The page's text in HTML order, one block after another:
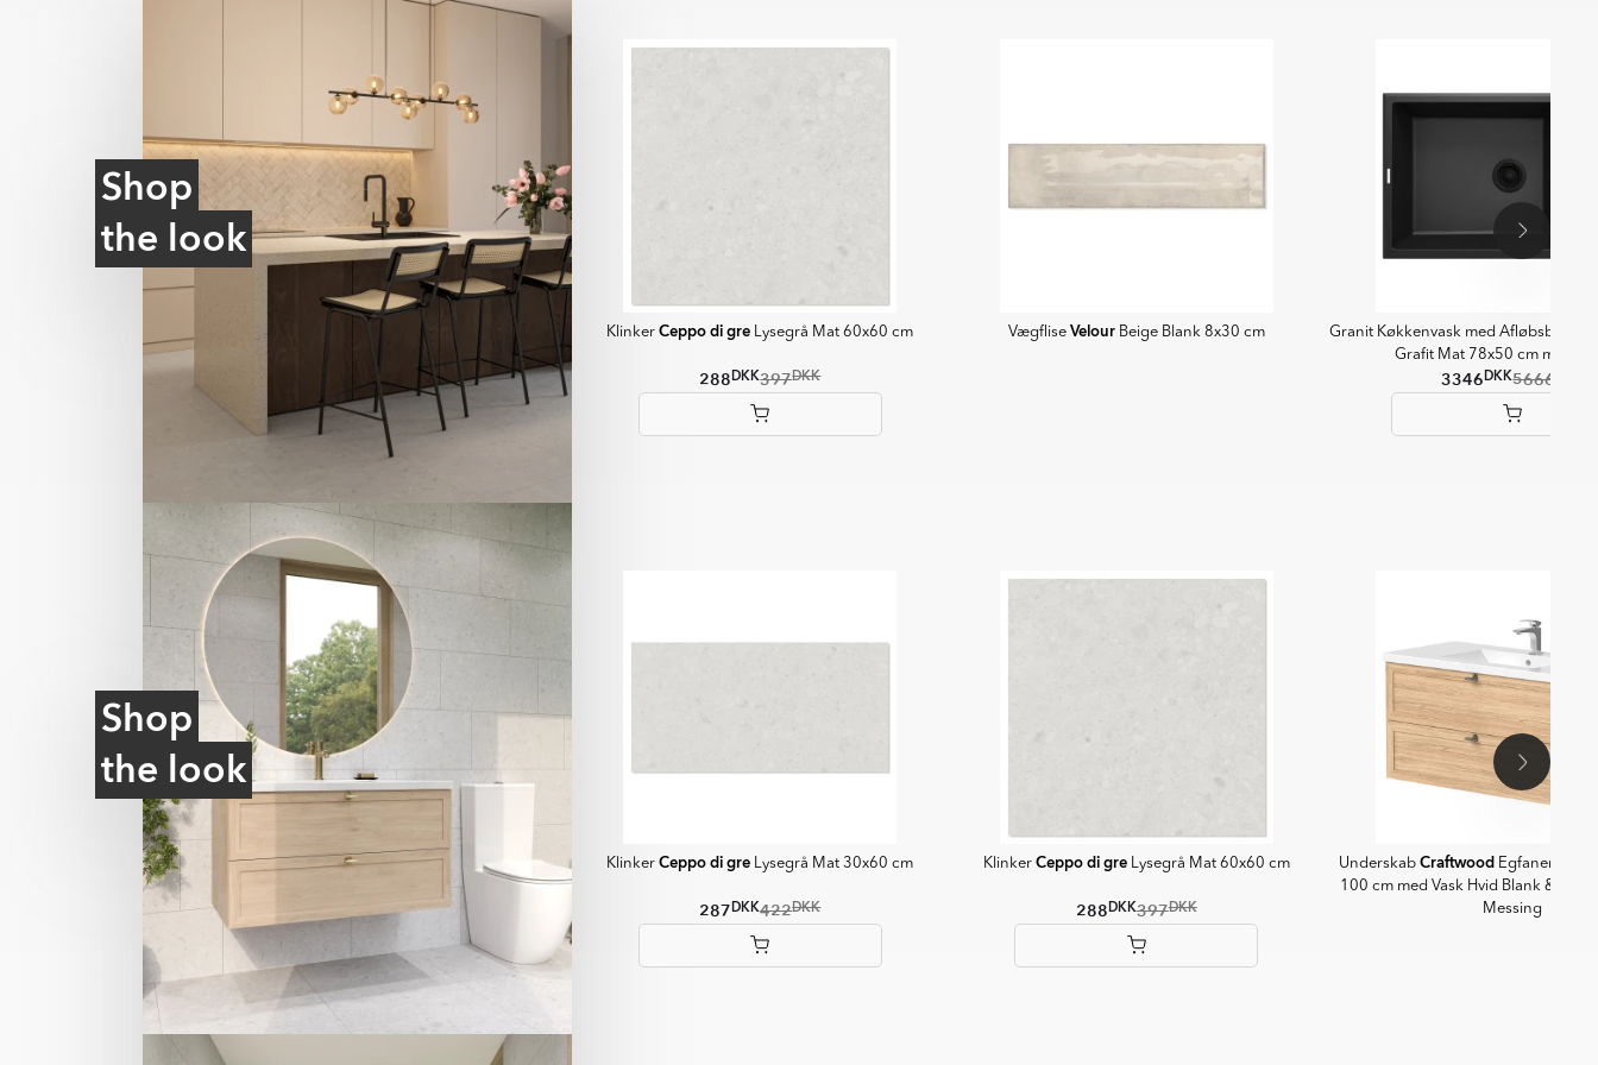
Shop
the look
KlinkerCeppo di gre Lysegrå Mat 60x60 cm
288DKK397DKK
Vægflise VelourBeige Blank 8x30 cm Granit Køkkenvask med Afløbsbakke
Grafit Mat 78x50 cm med
3346DKK5666
Shop
the look
KlinkerCeppo di gre Lysegrå Mat 30x60 cm
287DKK422DKK
Klinker Ceppo di greLysegrå Mat 60x60 cm
288DKK397DKK
Underskab Craftwood Egfaner
100 cm med Vask Hvid Blank &
Messing